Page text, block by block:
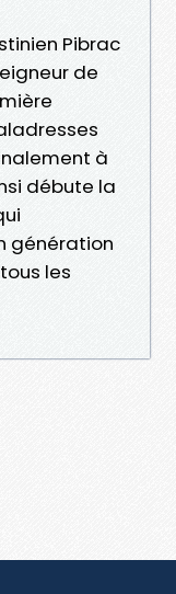
Pibrac
de
à
débute la
génération
les